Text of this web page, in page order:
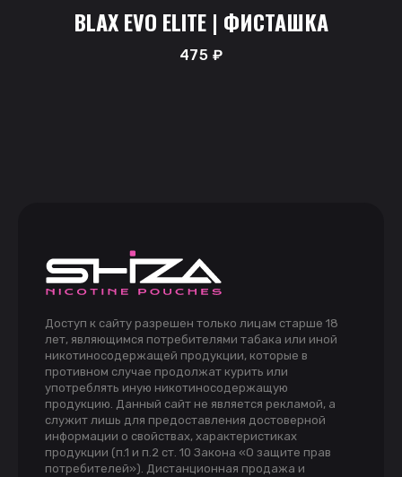
BLAX EVO ELITE | ФИСТАШКА
475 ₽
Доступ к сайту разрешен только лицам старше 18
лет, являющимся потребителями табака или иной
никотиносодержащей продукции, которые в
противном случае продолжат курить или
употреблять иную никотиносодержащую
продукцию. Данный сайт не является рекламой, а
служит лишь для предоставления достоверной
информации о свойствах, характеристиках
продукции (п.1 и п.2 ст. 10 Закона «О защите прав
потребителей»). Дистанционная продажа и